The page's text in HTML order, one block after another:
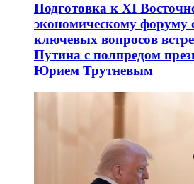
Подготовка к XI
экономическому форуму
ключевых вопросов
Путина с полпредом
Юрием Трутневым